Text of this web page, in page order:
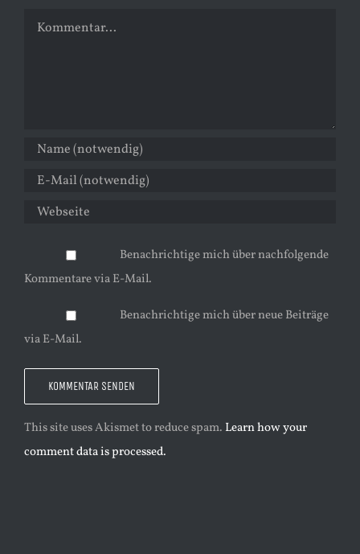
Kommentar
Benachrichtige mich über nachfolgende
Kommentare via E-Mail.
Benachrichtige mich über neue Beiträge
via E-Mail.
This site uses Akismet to reduce spam. Learn how your
comment data is processed.